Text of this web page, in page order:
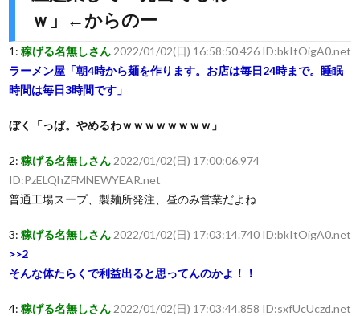
ｗ」←からのー
1: 稼げる名無しさん 2022/01/02(日) 16:58:50.426 ID:bkItOigA0.net
ラーメン屋「朝4時から麺を作ります。お店は毎日24時まで。睡眠
時間は毎日3時間です」
ぼく「っぱ。やめるわｗｗｗｗｗｗｗｗ」
2: 稼げる名無しさん 2022/01/02(日) 17:00:06.974
ID:PzELQhZFMNEWYEAR.net
普通工場スープ、製麺所発注、昼のみ営業だよね
3: 稼げる名無しさん 2022/01/02(日) 17:03:14.740 ID:bkItOigA0.net
>>2
そんな体たらくで利益出ると思ってんのかよ！！
4: 稼げる名無しさん 2022/01/02(日) 17:03:44.858 ID:sxfUcUczd.net